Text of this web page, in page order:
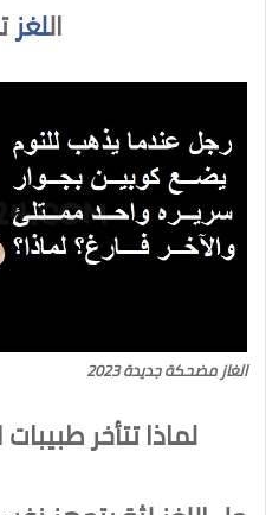
اللغز
الغاز مضحكة جديدة 2023
لماذا تتأخر